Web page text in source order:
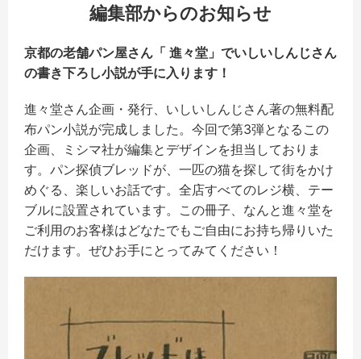
編集部からのお知らせ
京都の老舗パン屋さん「 進々堂」でいしいしんじさん
の書き下ろし小説が手に入ります！
進々堂さん企画・発行、いしいしんじさん著の無料配
布パン小説が完成しました。今回で第3弾となるこの
企画、ミシマ社が編集とデザインを担当しておりま
す。パン探偵ブレッドが、一匹の猫を探して街をかけ
めぐる、楽しいお話です。全店すべてのレジ横、テー
ブルに設置されています。この冊子、なんと進々堂を
ご利用のお客様はどなたでもご自由にお持ち帰りいた
だけます。ぜひお手にとってみてください！